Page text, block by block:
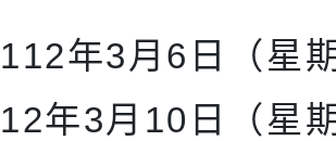
112年3月6日（星
12年3月10日（星